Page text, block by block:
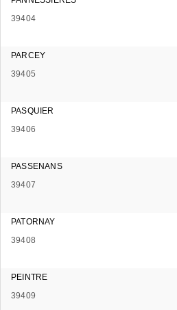
39404
PARCEY
39405
PASQUIER
39406
PASSENANS
39407
PATORNAY
39408
PEINTRE
39409